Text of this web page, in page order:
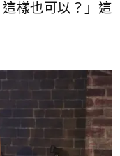
樣也可以？」這